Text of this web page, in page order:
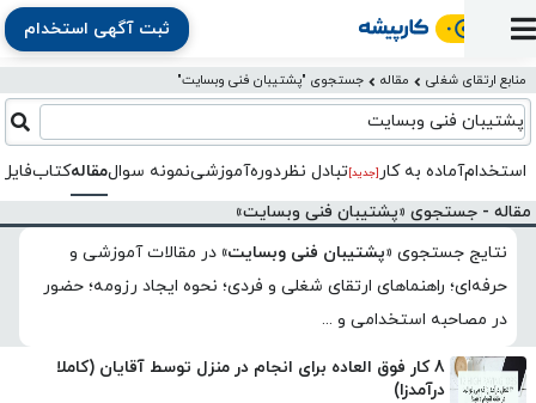
پنل
استخدام
به
کار
ثبت
رزومه
آگهی
آماده
به
کار
ثبت
آگهی
استخدام
نشان
شده‌ها
تبادل
نظر
منابع
ارتقای
شغلی
دوره
آموزشی
مقاله
کتاب
فایل‌و‌قالب
اخبار
استخدام
کارپیشه
جستجوی
کارجویان
(رزومه)
بخش
کارفرمایان
ثبت آگهی استخدام
منابع ارتقای شغلی مقاله جستجوی "پشتیبان فنی وبسایت"
پشتیبان فنی وبسایت
استخدامآماده به کار [جدید]تبادل‌ نظردوره‌آموزشینمونه سوالمقالهکتاب
مقاله - جستجوی «پشتیبان فنی وبسایت»
نتایج جستجوی «پشتیبان فنی وبسایت» در مقالات آموزشی و
حرفه‌ای؛ راهنماهای ارتقای شغلی و فردی؛ نحوه ایجاد رزومه؛ حضور
در مصاحبه استخدامی و ...
8 کار فوق العاده برای انجام در منزل توسط آقایان (کاملا
درآمدزا)